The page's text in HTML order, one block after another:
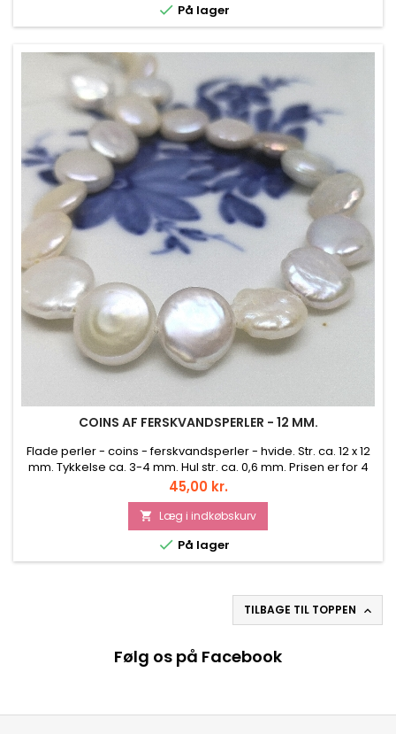
 På lager
COINS AF FERSKVANDSPERLER - 12 MM.
Flade perler - coins - ferskvandsperler - hvide. Str. ca. 12 x 12
mm. Tykkelse ca. 3-4 mm. Hul str. ca. 0,6 mm. Prisen er for 4
stk.
Pris
45,00 kr.
 Læg i indkøbskurv
 På lager
TILBAGE TIL TOPPEN 
Følg os på Facebook